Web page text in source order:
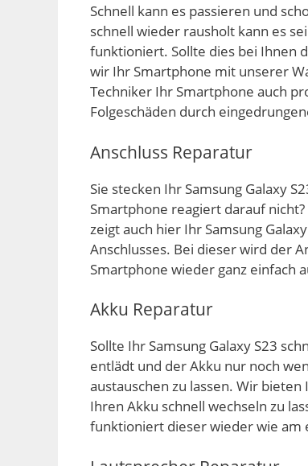
Schnell kann es passieren und
schnell wieder rausholt kann es
funktioniert. Sollte dies bei Ihnen
wir Ihr Smartphone mit unserer
Techniker Ihr Smartphone auch
Folgeschäden durch
Anschluss Reparatur
Sie stecken Ihr Samsung Galaxy
Smartphone reagiert darauf
zeigt auch hier Ihr Samsung
Anschlusses. Bei dieser wird der
Smartphone wieder ganz einfach
Akku Reparatur
Sollte Ihr Samsung Galaxy S23
entlädt und der Akku nur noch
austauschen zu lassen. Wir
Ihren Akku schnell wechseln zu
funktioniert dieser wieder wie am